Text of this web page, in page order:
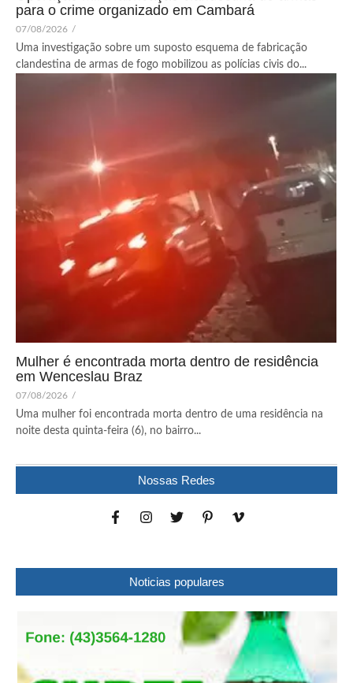
para o crime organizado em Cambará
07/08/2026 /
Uma investigação sobre um suposto esquema de fabricação
clandestina de armas de fogo mobilizou as polícias civis do...
Mulher é encontrada morta dentro de residência
em Wenceslau Braz
07/08/2026 /
Uma mulher foi encontrada morta dentro de uma residência na
noite desta quinta-feira (6), no bairro...
Nossas Redes
Noticias populares